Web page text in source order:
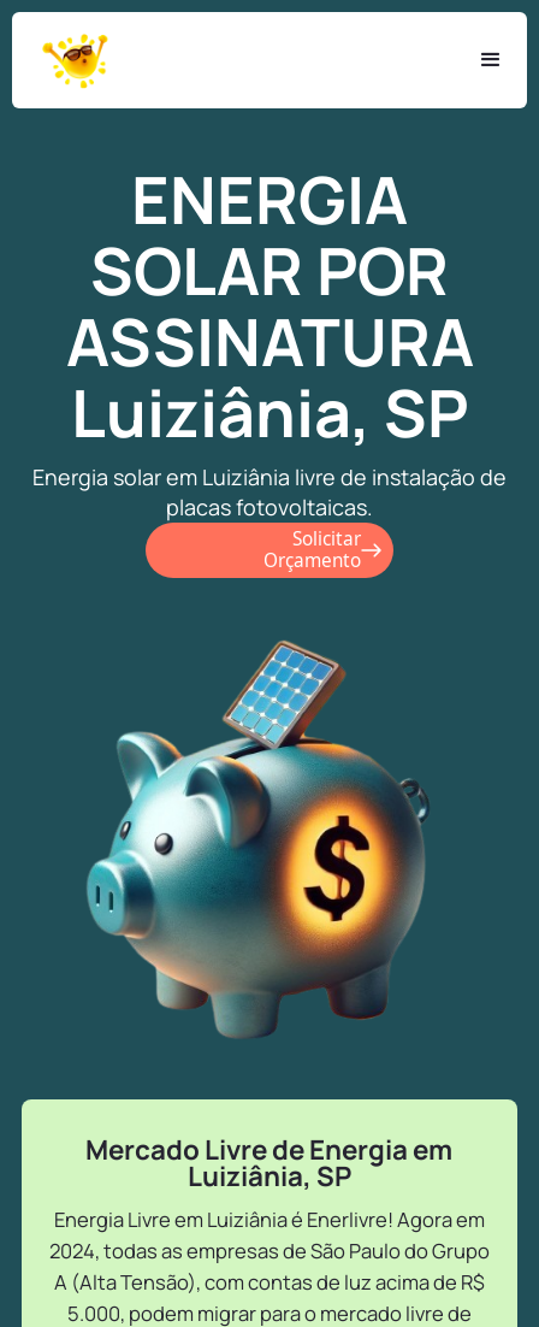
ENERGIA
SOLAR POR
ASSINATURA
Luiziânia, SP
Energia solar em Luiziânia livre de instalação de
placas fotovoltaicas.
Solicitar
Orçamento
Mercado Livre de Energia em
Luiziânia, SP
Energia Livre em Luiziânia é Enerlivre! Agora em
2024, todas as empresas de São Paulo do Grupo
A (Alta Tensão), com contas de luz acima de R$
5.000, podem migrar para o mercado livre de